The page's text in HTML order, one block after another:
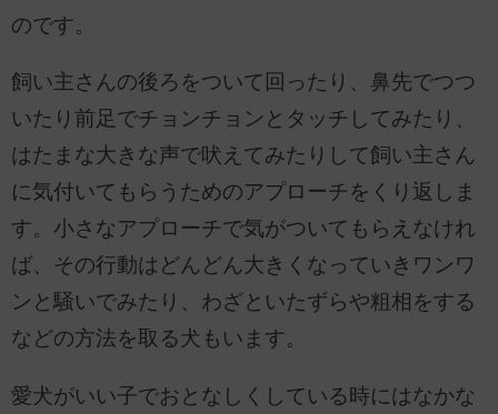
のです。
飼い主さんの後ろをついて回ったり、鼻先でつつ
いたり前足でチョンチョンとタッチしてみたり、
はたまな大きな声で吠えてみたりして飼い主さん
に気付いてもらうためのアプローチをくり返しま
す。小さなアプローチで気がついてもらえなけれ
ば、その行動はどんどん大きくなっていきワンワ
ンと騒いでみたり、わざといたずらや粗相をする
などの方法を取る犬もいます。
愛犬がいい子でおとなしくしている時にはなかな